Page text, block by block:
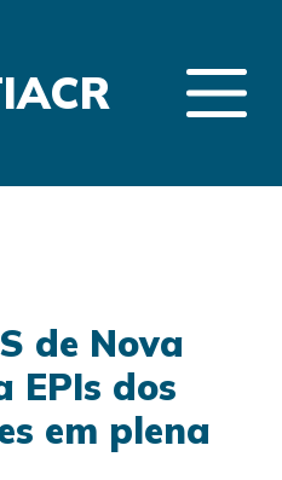
de Nova
EPIs dos
em plena